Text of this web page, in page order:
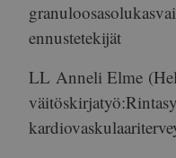
ennustetekijät
LL Anneli Elme